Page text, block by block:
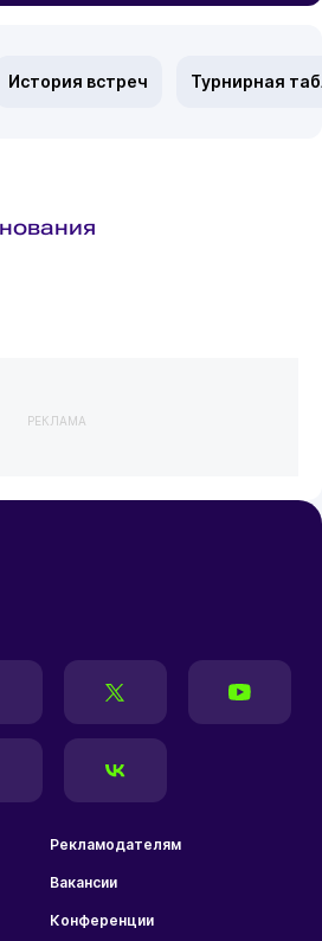
История встреч Турнирная
РЕКЛАМА
Рекламодателям
Вакансии
Конференции